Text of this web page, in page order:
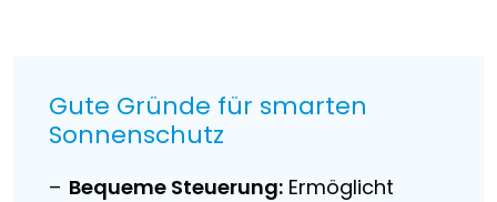
Gute Gründe für smarten
Sonnenschutz
Bequeme Steuerung: Ermöglicht